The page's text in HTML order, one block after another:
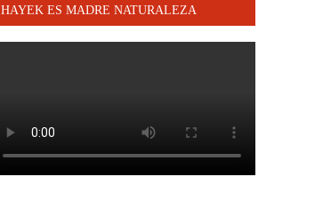
HAYEK ES MADRE NATURALEZA